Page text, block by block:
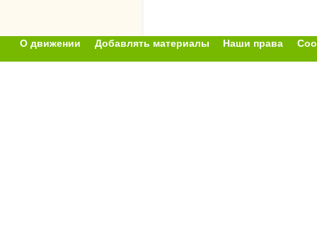
О движении Добавлять материалы Наши права